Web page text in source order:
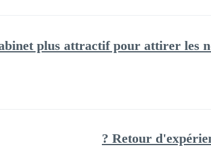
plus attractif pour attirer les
Retour